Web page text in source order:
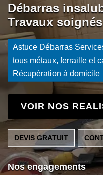
Débarras
Travaux soignés
Astuce Débarras
tous métaux, ferraille et
Récupération à domicile
VOIR NOS
DEVIS GRATUIT
Nos engagements